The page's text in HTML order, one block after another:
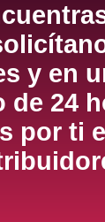
y en
de 24
por ti